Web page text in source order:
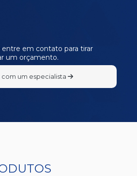
entre em contato para tirar
um orçamento.
com um especialista